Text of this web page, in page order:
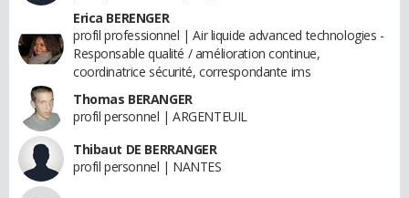
Erica BERENGER
profil professionnel | Air liquide advanced technologies -
Responsable qualité / amélioration continue,
coordinatrice sécurité, correspondante ims
Thomas BERANGER
profil personnel | ARGENTEUIL
Thibaut DE BERRANGER
profil personnel | NANTES